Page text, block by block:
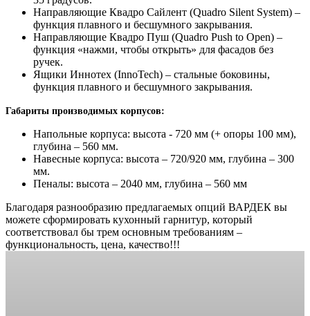
Направляющие Квадро Сайлент (Quadro Silent System) –
функция плавного и бесшумного закрывания.
Направляющие Квадро Пуш (Quadro Push to Open) –
функция «нажми, чтобы открыть» для фасадов без
ручек.
Ящики Иннотех (InnoTech) – стальные боковины,
функция плавного и бесшумного закрывания.
Габариты производимых корпусов:
Напольные корпуса: высота - 720 мм (+ опоры 100 мм),
глубина – 560 мм.
Навесные корпуса: высота – 720/920 мм, глубина – 300
мм.
Пеналы: высота – 2040 мм, глубина – 560 мм
Благодаря разнообразию предлагаемых опций ВАРДЕК вы
можете сформировать кухонный гарнитур, который
соответствовал бы трем основным требованиям –
функциональность, цена, качество!!!